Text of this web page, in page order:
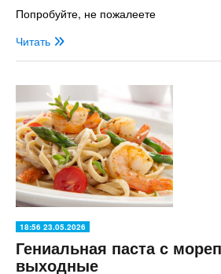
Попробуйте, не пожалеете
Читать
18:56 23.05.2026
Гениальная паста с
выходные